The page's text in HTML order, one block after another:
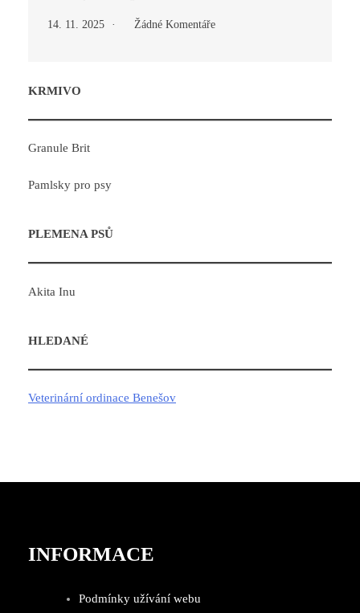
14. 11. 2025 Žádné Komentáře
KRMIVO
Granule Brit
Pamlsky pro psy
PLEMENA PSŮ
Akita Inu
HLEDANÉ
Veterinární ordinace Benešov
INFORMACE
Podmínky užívání webu